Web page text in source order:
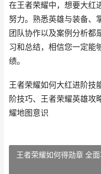
在王者荣耀中，想要大红
努力。熟悉英雄与装备、
团队协作以及案例分析都
习和总结，相信您一定能
绩。
王者荣耀如何大红进阶技
阶技巧、王者荣耀英雄攻
耀地图意识
王者荣耀如何得勋章 全